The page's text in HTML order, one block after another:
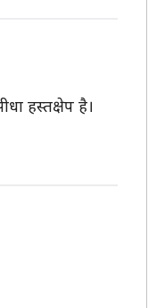
हस्तक्षेप है।